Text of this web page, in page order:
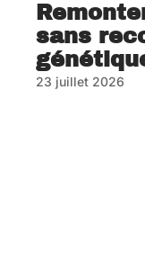
sans
23 juillet 2026